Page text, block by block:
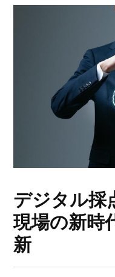
デジタル採
現場の新時
新